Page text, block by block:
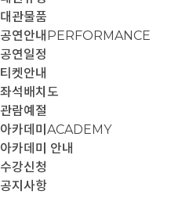
대관물품
공연안내 PERFORMANCE
공연일정
티켓안내
좌석배치도
관람예절
아카데미 ACADEMY
아카데미 안내
수강신청
공지사항